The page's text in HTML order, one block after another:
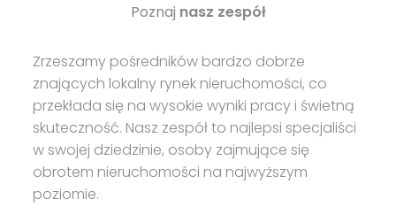
Poznaj nasz zespół
Zrzeszamy pośredników bardzo dobrze
znających lokalny rynek nieruchomości, co
przekłada się na wysokie wyniki pracy i świetną
skuteczność. Nasz zespół to najlepsi specjaliści
w swojej dziedzinie, osoby zajmujące się
obrotem nieruchomości na najwyższym
poziomie.